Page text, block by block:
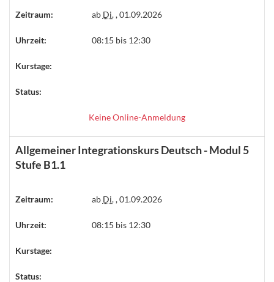
Zeitraum: ab Di., 01.09.2026
Uhrzeit: 08:15 bis 12:30
Kurstage:
Status:
Keine Online-Anmeldung
Allgemeiner Integrationskurs Deutsch - Modul 5
Stufe B1.1
Zeitraum: ab Di., 01.09.2026
Uhrzeit: 08:15 bis 12:30
Kurstage:
Status: